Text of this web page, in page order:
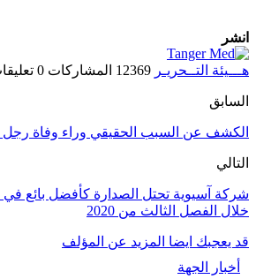
التــحريـر 12369 المشاركات 0 تعليقات
عن السبب الحقيقي وراء وفاة رجل
آسيوية تحتل الصدارة كأفضل بائع في سوق
الفصل الثالث من 2020
ايضا المزيد عن المؤلف
الجهة